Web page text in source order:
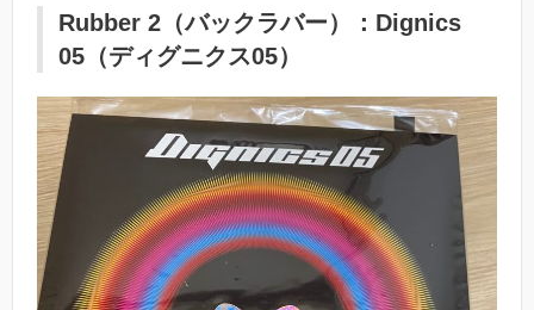
Rubber 2（バックラバー）：Dignics
05（ディグニクス05）